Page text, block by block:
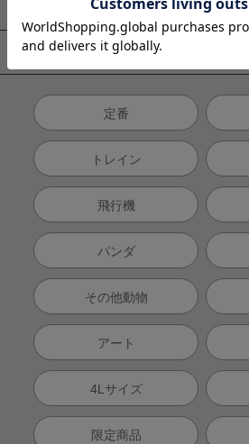
テーマから探す
定番
トレイン
飛行機
パンダ
その他動物
アート
4Lサイズ
限定商品